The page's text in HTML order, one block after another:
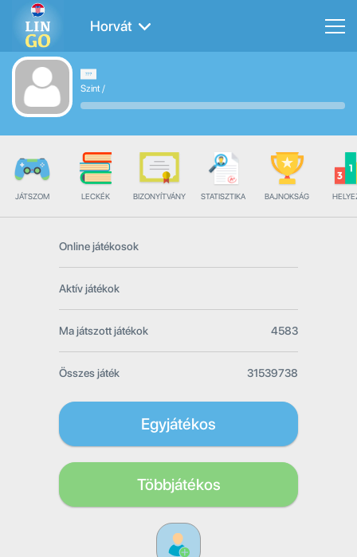
Horvát
Szint/
JÁTSZOM LECKÉK BIZONYÍTVÁNY STATISZTIKA BAJNOKSÁG
Online játékosok
Aktív játékok
Ma játszott játékok 4583
Összes játék 31539738
Egyjátékos
Többjátékos